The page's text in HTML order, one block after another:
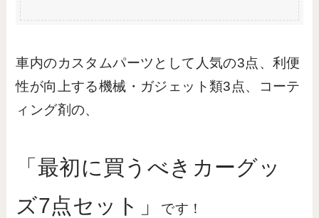
車内のカスタムパーツとして人気の3点、利便
性が向上する機械・ガジェット類3点、コーテ
ィング剤の、
「最初に買うべきカーグッ
ズ7点セット」
です！